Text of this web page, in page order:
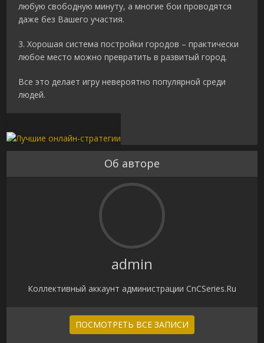
любую свободную минуту, а многие бои проводятся
даже без Вашего участия.
3. Хорошая система постройки городов – практически
любое место можно превратить в развитый город.
Все это делает игру невероятно популярной среди
людей.
Об авторе
admin
Коллективный аккаунт администрации CnCSeries.Ru
ПОСМОТРЕТЬ ВСЕ ЗАПИСИ